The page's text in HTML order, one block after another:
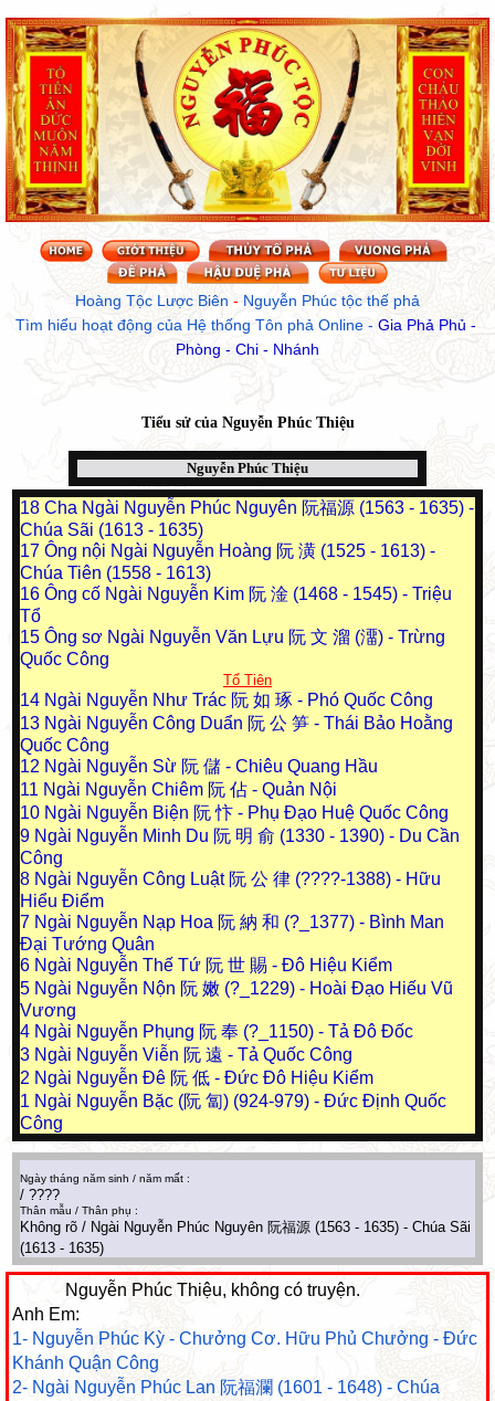
Hoàng Tộc Lược Biên - Nguyễn Phúc tộc thế phả
Tìm hiểu hoạt động của Hệ thống Tôn phả Online - Gia Phả Phủ -
Phòng - Chi - Nhánh
Tiểu sử của Nguyễn Phúc Thiệu
Nguyễn Phúc Thiệu
18 Cha Ngài Nguyễn Phúc Nguyên 阮福源 (1563 - 1635) -
Chúa Sãi (1613 - 1635)
17 Ông nội Ngài Nguyễn Hoàng 阮 潢 (1525 - 1613) -
Chúa Tiên (1558 - 1613)
16 Ông cố Ngài Nguyễn Kim 阮 淦 (1468 - 1545) - Triệu
Tổ
15 Ông sơ Ngài Nguyễn Văn Lựu 阮 文 溜 (澑) - Trừng
Quốc Công
Tổ Tiên
14 Ngài Nguyễn Như Trác 阮 如 琢 - Phó Quốc Công
13 Ngài Nguyễn Công Duẩn 阮 公 笋 - Thái Bảo Hoằng
Quốc Công
12 Ngài Nguyễn Sừ 阮 儲 - Chiêu Quang Hầu
11 Ngài Nguyễn Chiêm 阮 佔 - Quản Nội
10 Ngài Nguyễn Biện 阮 忭 - Phụ Đạo Huệ Quốc Công
9 Ngài Nguyễn Minh Du 阮 明 俞 (1330 - 1390) - Du Cần
Công
8 Ngài Nguyễn Công Luật 阮 公 律 (????-1388) - Hữu
Hiểu Điểm
7 Ngài Nguyễn Nạp Hoa 阮 納 和 (?_1377) - Bình Man
Đại Tướng Quân
6 Ngài Nguyễn Thế Tứ 阮 世 賜 - Đô Hiệu Kiểm
5 Ngài Nguyễn Nộn 阮 嫩 (?_1229) - Hoài Đạo Hiếu Vũ
Vương
4 Ngài Nguyễn Phụng 阮 奉 (?_1150) - Tả Đô Đốc
3 Ngài Nguyễn Viễn 阮 遠 - Tả Quốc Công
2 Ngài Nguyễn Đê 阮 低 - Đức Đô Hiệu Kiểm
1 Ngài Nguyễn Bặc (阮 匐) (924-979) - Đức Định Quốc
Công
Ngày tháng năm sinh / năm mất :
/ ????
Thân mẫu / Thân phụ :
Không rõ / Ngài Nguyễn Phúc Nguyên 阮福源 (1563 - 1635) - Chúa Sãi
(1613 - 1635)
Nguyễn Phúc Thiệu, không có truyện.
Anh Em:
1- Nguyễn Phúc Kỳ - Chưởng Cơ. Hữu Phủ Chưởng - Đức
Khánh Quận Công
2- Ngài Nguyễn Phúc Lan 阮福瀾 (1601 - 1648) - Chúa